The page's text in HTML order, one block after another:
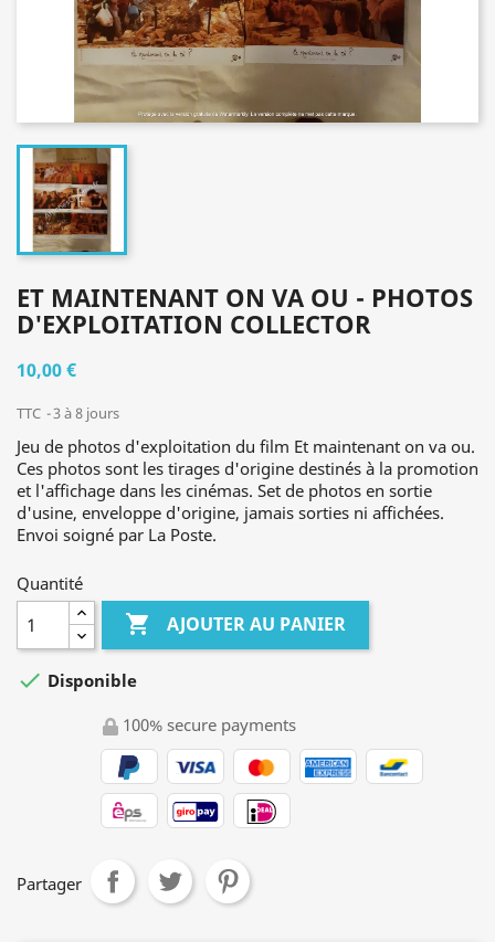
ET MAINTENANT ON VA OU - PHOTOS
D'EXPLOITATION COLLECTOR
10,00 €
TTC 3 à 8 jours
Jeu de photos d'exploitation du film Et maintenant on va ou.
Ces photos sont les tirages d'origine destinés à la promotion
et l'affichage dans les cinémas. Set de photos en sortie
d'usine, enveloppe d'origine, jamais sorties ni affichées.
Envoi soigné par La Poste.
Quantité
 AJOUTER AU PANIER
 Disponible
100% secure payments
Partager